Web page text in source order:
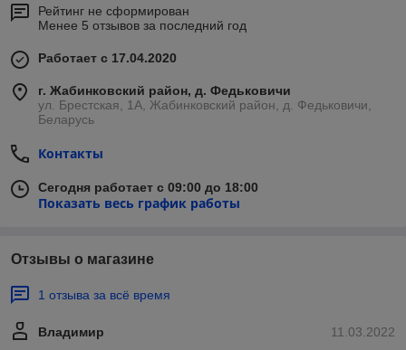
Рейтинг не сформирован
Менее 5 отзывов за последний год
Работает с 17.04.2020
г. Жабинковский район, д. Федьковичи
ул. Брестская, 1А, Жабинковский район, д. Федьковичи,
Беларусь
Контакты
Сегодня работает с 09:00 до 18:00
Показать весь график работы
Отзывы о магазине
1 отзыва за всё время
11.03.2022
Владимир